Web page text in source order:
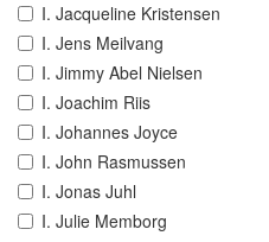
I. Jacqueline Kristensen
I. Jens Meilvang
I. Jimmy Abel Nielsen
I. Joachim Riis
I. Johannes Joyce
I. John Rasmussen
I. Jonas Juhl
I. Julie Memborg